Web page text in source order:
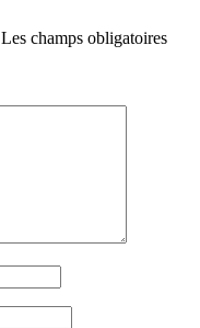
Les champs obligatoires